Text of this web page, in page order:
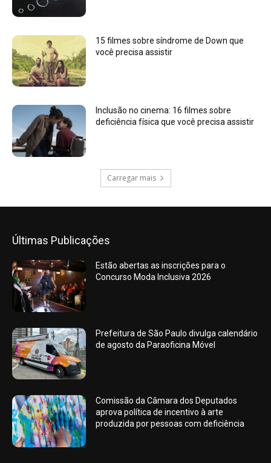
15 filmes sobre síndrome de Down que
você precisa assistir
Inclusão no cinema: 16 filmes sobre
deficiência física que você precisa assistir
Carregar mais
Últimas Publicações
Estão abertas as inscrições para o
Concurso Moda Inclusiva 2026
Prefeitura de São Paulo divulga calendário
de agosto da Paraoficina Móvel
Comissão da Câmara dos Deputados
aprova política de incentivo à arte
produzida por pessoas com deficiência